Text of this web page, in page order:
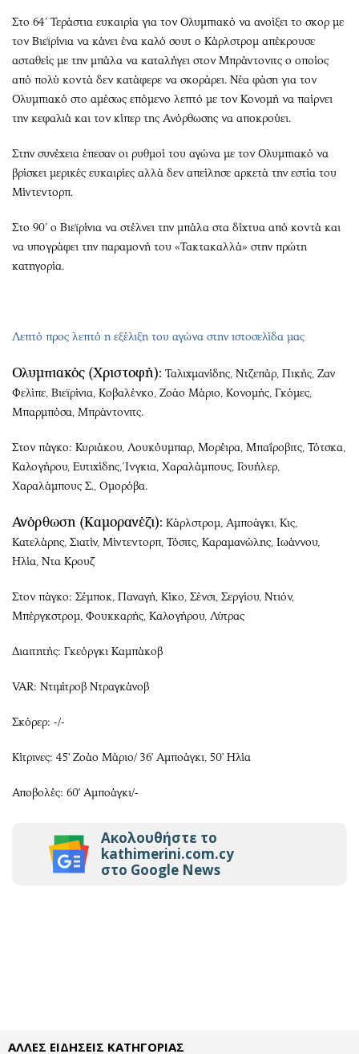
Στο 64’ Τεράστια ευκαιρία για τον Ολυμπιακό να ανοίξει το σκορ με
τον Βιεϊρίνια να κάνει ένα καλό σουτ ο Κάρλστρομ απέκρουσε
ασταθείς με την μπάλα να καταλήγει στον Μπράντονιτς ο οποίος
από πολύ κοντά δεν κατάφερε να σκοράρει. Νέα φάση για τον
Ολυμπιακό στο αμέσως επόμενο λεπτό με τον Κονομή να παίρνει
την κεφαλιά και τον κίπερ της Ανόρθωσης να αποκρούει.
Στην συνέχεια έπεσαν οι ρυθμοί του αγώνα με τον Ολυμπιακό να
βρίσκει μερικές ευκαιρίες αλλά δεν απείλησε αρκετά την εστία του
Μίντεντορπ.
Στο 90’ ο Βιεϊρίνια να στέλνει την μπάλα στα δίχτυα από κοντά και
να υπογράφει την παραμονή του «Τακτακαλλά» στην πρώτη
κατηγορία.
Λεπτό προς λεπτό η εξέλιξη του αγώνα στην ιστοσελίδα μας
Ολυμπιακός (Χριστοφή): Ταλιχμανίδης, Ντζεπάρ, Πικής, Ζαν
Φελίπε, Βιεϊρίνια, Κοβαλένκο, Ζοάο Μάριο, Κονομής, Γκόμες,
Μπαρμπόσα, Μπράντονιτς.
Στον πάγκο: Κυριάκου, Λουκόυμπαρ, Μορέιρα, Μπαΐροβιτς, Τότσκα,
Καλογήρου, Ευτιχίδης, Ίνγκια, Χαραλάμπους, Γουήλερ,
Χαραλάμπους Σ., Ομορόβα.
Ανόρθωση (Καμορανέζι): Κάρλστρομ, Αμποάγκι, Κις,
Κατελάρης, Σιατίν, Μίντεντορπ, Τόσιτς, Καραμανώλης, Ιωάννου,
Ηλία, Ντα Κρουζ
Στον πάγκο: Σέμποκ, Παναγή, Κίκο, Σένσι, Σεργίου, Ντιόν,
Μπέργκστρομ, Φουκκαρής, Καλογήρου, Λύτρας
Διαιτητής: Γκεόργκι Καμπάκοβ
VAR: Ντιμίτροβ Ντραγκάνοβ
Σκόρερ: -/-
Κίτρινες: 45' Ζοάο Μάριο/ 36' Αμποάγκι, 50' Ηλία
Αποβολές: 60' Αμποάγκι/-
Ακολουθήστε το
kathimerini.com.cy
στο Google News
ΑΛΛΕΣ ΕΙΔΗΣΕΙΣ ΚΑΤΗΓΟΡΙΑΣ